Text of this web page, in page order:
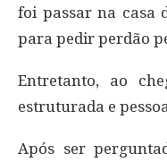
foi passar na casa
para pedir perdão
Entretanto, ao
estruturada e
Após ser